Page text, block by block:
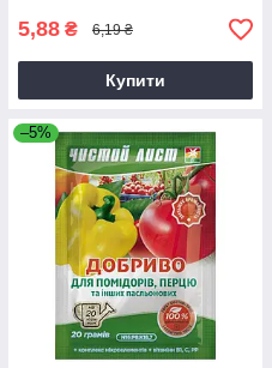
5,88 ₴ 6,19 ₴
Купити
–5%